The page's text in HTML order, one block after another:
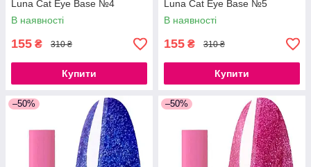
Luna Cat Eye Base №4
В наявності
155 ₴ 310 ₴
Купити
Luna Cat Eye Base №5
В наявності
155 ₴ 310 ₴
Купити
–50% –50%